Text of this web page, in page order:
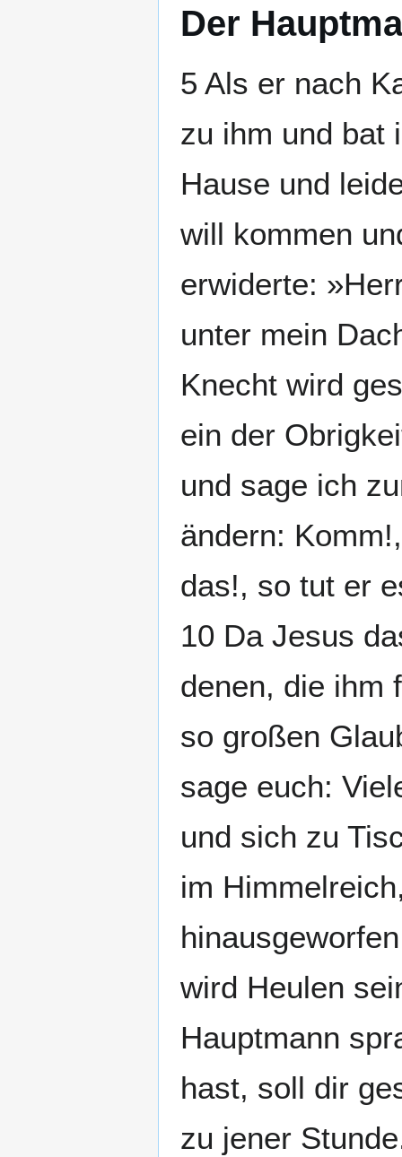
Der
5 Als er nach
zu ihm und bat
Hause und
will kommen
erwiderte:
unter mein
Knecht wird
ein der
und sage ich
ändern:
das!, so tut er
10 Da Jesus
denen, die ihm
so großen
sage euch:
und sich zu
im
wird Heulen
Hauptmann
hast, soll dir
zu jener